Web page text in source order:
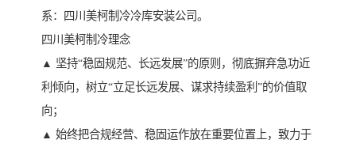
系：四川美柯制冷冷库安装公司。
四川美柯制冷理念
▲ 坚持“稳固规范、长远发展”的原则，彻底摒弃急功近
利倾向，树立“立足长远发展、谋求持续盈利”的价值取
向；
▲ 始终把合规经营、稳固运作放在重要位置上，致力于